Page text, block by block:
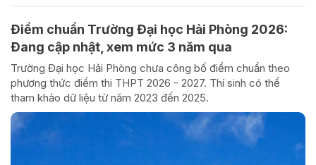
Điểm chuẩn Trường Đại học Hải Phòng 2026:
Đang cập nhật, xem mức 3 năm qua
Trường Đại học Hải Phòng chưa công bố điểm chuẩn theo
phương thức điểm thi THPT 2026 - 2027. Thí sinh có thể
tham khảo dữ liệu từ năm 2023 đến 2025.